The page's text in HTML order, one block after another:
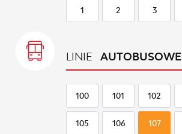
1 2 3
LINIEAUTOBUSOWE
100 101 102
105 106 107